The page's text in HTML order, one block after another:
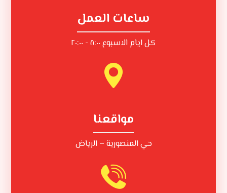
ساعات العمل
كل ايام الاسبوع ٨:٠٠ - ٢٠:٠٠
مواقعنا
حي المنصورية – الرياض